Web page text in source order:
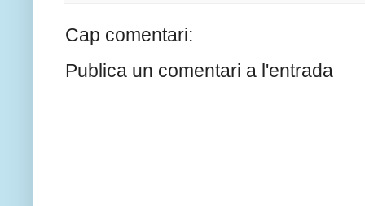
Cap comentari:
Publica un comentari a l'entrada